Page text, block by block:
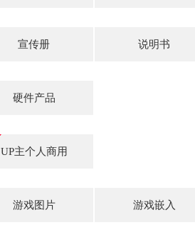
宣传册 说明书
硬件产品
UP主个人商用
游戏图片 游戏嵌入